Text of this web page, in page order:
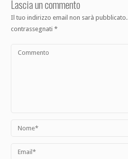
Lascia un commento
Il tuo indirizzo email non sarà pubblicato.
contrassegnati*